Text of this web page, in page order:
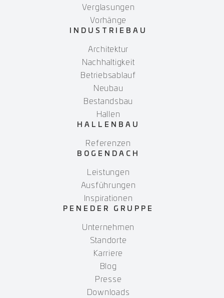
Verglasungen
Vorhänge
INDUSTRIEBAU
Architektur
Nachhaltigkeit
Betriebsablauf
Neubau
Bestandsbau
Hallen
HALLENBAU
Referenzen
BOGENDACH
Leistungen
Ausführungen
Inspirationen
PENEDER GRUPPE
Unternehmen
Standorte
Karriere
Blog
Presse
Downloads